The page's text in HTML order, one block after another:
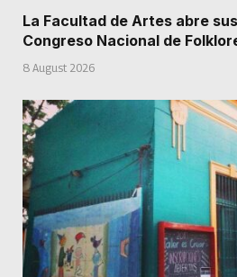
La Facultad de Artes abre
Congreso Nacional de
8 August 2026